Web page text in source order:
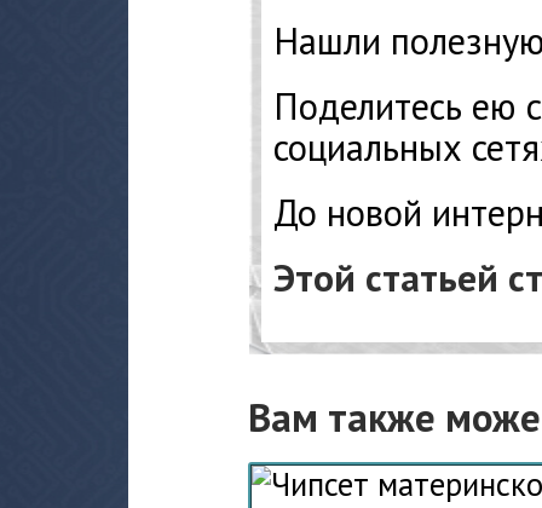
Нашли
Поделитесь ею
социальных
До новой
Этой статьей
Вам также